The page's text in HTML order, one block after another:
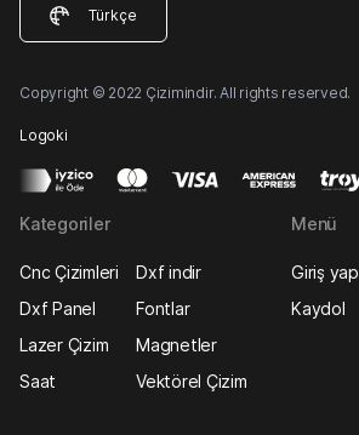
Türkçe
Copyright © 2022 Çizimindir. All rights reserved.
Logoki
Kategoriler
Cnc Çizimleri
Dxf indir
Dxf Panel
Fontlar
Lazer Çizim
Magnetler
Saat
Vektörel Çizim
Menü
Giriş yap
Kaydol